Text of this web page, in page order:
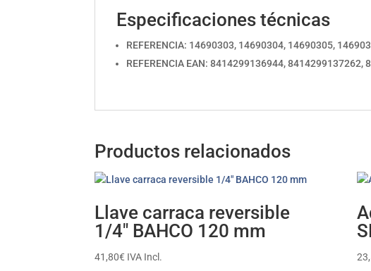
Especificaciones técnicas
REFERENCIA: 14690303, 14690304, 14690305,
REFERENCIA EAN: 8414299136944,
Productos relacionados
Llave carraca reversible
1/4″ BAHCO 120 mm
41,80€ IVA Incl.